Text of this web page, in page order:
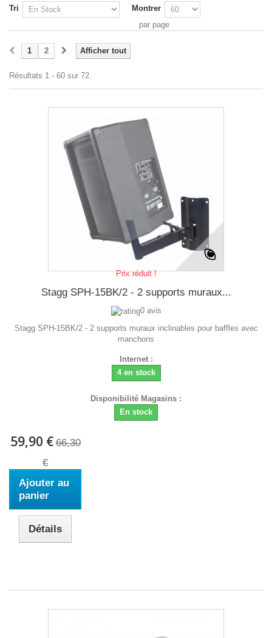
Tri
Montrer
par page
Afficher tout
1 2
Résultats 1 - 60 sur 72.
Prix réduit !
Stagg SPH-15BK/2 - 2 supports muraux...
0 avis
Stagg SPH-15BK/2 - 2 supports muraux inclinables pour baffles avec
manchons
Internet :
4 en stock
Disponibilité Magasins :
En stock
59,90 € 66,30
€
Ajouter au
panier
Détails